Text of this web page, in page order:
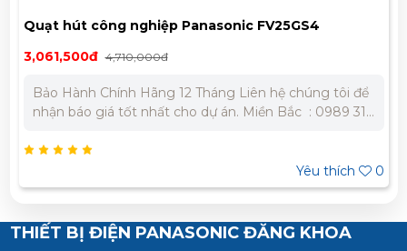
Panasonic FV25GS4
Liên hệ chúng tôi để
Miền Bắc : 0989 310
Quạt hút gắn tường
Bảo Hành Chính Hãng 12 Tháng
nhận báo giá tốt nhất cho dự án.
THIẾT BỊ ĐIỆN PANASONIC ĐĂNG KHOA